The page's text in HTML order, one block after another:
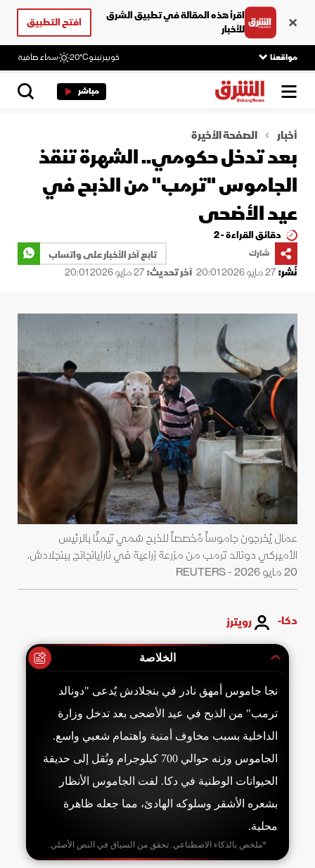
اقرأ هذه المقالة في تطبيق الشرق
للأخبار
افتح التطبيق
مواقعنا كوبيرتينو20°C سماء صافية
مباشر
أخبار الصفحة الأخيرة
بعد تدخل حكومي.. الشهرة تنقذ
الجاموس "ترمب" من الذبح في
عيد الأضحى
دقائق القراءة - 2
شارك
تابع آخر الأخبار على واتساب
نُشر:27 مايو 2026 20:01 آخر تحديث:27 مايو 2026 20:01
عمال يُخرجون جاموساً مُخصصاً للذبح سُمي تيمنًا بالرئيس
الأميركي دونالد ترمب من مزرعة زراعية في نارايانجانج ببنجلادش.
20 مايو 2026 - REUTERS
دكا- رويترز
الخلاصة
نجا جاموس أمهق نادر في بنجلادش يُدعى "دونالد
ترمب" من الذبح في عيد الأضحى بعد تدخل وزارة
الداخلية بسبب مخاوف أمنية واهتمام شعبي واسع.
الجاموس وزنه حوالي 700 كيلوجرام ونُقل إلى حديقة
الحيوانات الوطنية في دكا. لفت الجاموس الأنظار
بشعره الأشقر وسلوكه الهادئ، مما جعله ظاهرة
محلية.
*ملخص بالذكاء الاصطناعي. تحقق من السياق في النص الأصلي.